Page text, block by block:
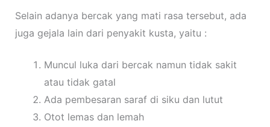
Selain adanya bercak yang mati rasa tersebut, ada
juga gejala lain dari penyakit kusta, yaitu :
Muncul luka dari bercak namun tidak sakit
atau tidak gatal
Ada pembesaran saraf di siku dan lutut
Otot lemas dan lemah